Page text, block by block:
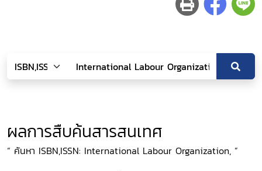
ผลการสืบค้นสารสนเทศ
“ ค้นหา ISBN,ISSN: International Labour Organization, ”